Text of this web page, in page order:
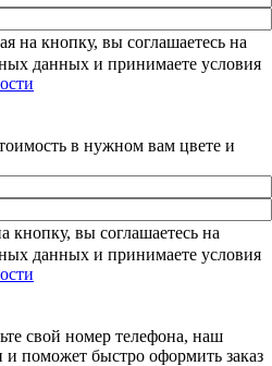
на кнопку, вы соглашаетесь на
данных и принимаете условия
в нужном вам цвете и
кнопку, вы соглашаетесь на
данных и принимаете условия
свой номер телефона, наш
и поможет быстро оформить заказ